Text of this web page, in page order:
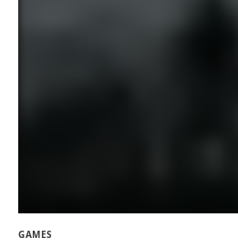
GAMES